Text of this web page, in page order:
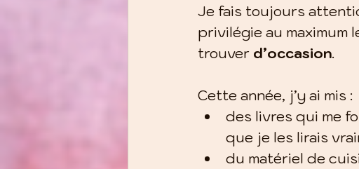
Je fais toujours
privilégie au maximum
trouver d’occasion.
Cette année, j’y ai mis :
des livres qui me
que je les lirais
du matériel de